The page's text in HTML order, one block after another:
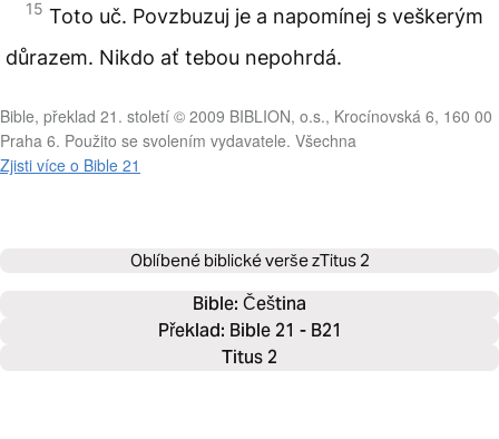
15 Toto uč. Povzbuzuj je a napomínej s veškerým
důrazem. Nikdo ať tebou nepohrdá.
Bible, překlad 21. století © 2009 BIBLION, o.s., Krocínovská 6, 160 00
Praha 6. Použito se svolením vydavatele. Všechna
Zjisti více o Bible 21
Oblíbené biblické verše zTitus 2
Bible: Čeština
Překlad: Bible 21 - B21
Titus 2